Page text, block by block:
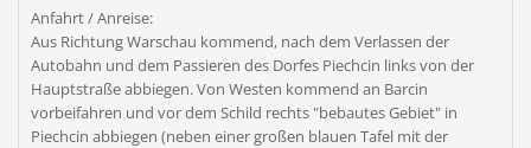
Anfahrt / Anreise:
Aus Richtung Warschau kommend, nach dem Verlassen der
Autobahn und dem Passieren des Dorfes Piechcin links von der
Hauptstraße abbiegen. Von Westen kommend an Barcin
vorbeifahren und vor dem Schild rechts "bebautes Gebiet" in
Piechcin abbiegen (neben einer großen blauen Tafel mit der